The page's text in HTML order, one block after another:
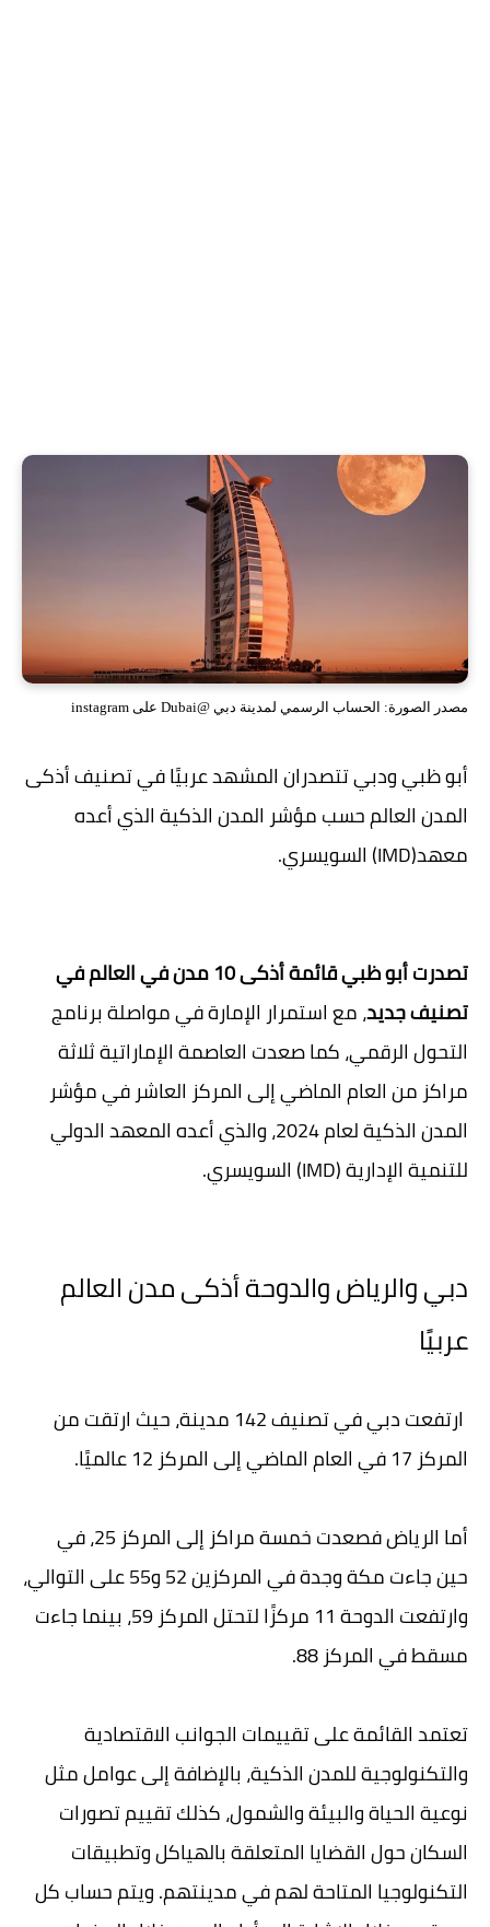
مصدر الصورة: الحساب الرسمي لمدينة دبي @Dubai على instagram
أبو ظبي ودبي تتصدران المشهد عربيًا في تصنيف أذكى
المدن العالم حسب مؤشر المدن الذكية الذي أعده
معهد(IMD) السويسري.
تصدرت أبو ظبي
قائمة أذكى 10 مدن في العالم في
تصنيف جديد، مع استمرار الإمارة في مواصلة برنامج
التحول الرقمي، كما صعدت العاصمة الإماراتية ثلاثة
مراكز من العام الماضي إلى المركز العاشر في مؤشر
المدن الذكية لعام 2024، والذي أعده المعهد الدولي
للتنمية الإدارية (IMD) السويسري.
دبي والرياض والدوحة أذكى مدن العالم
عربيًا
ارتفعت دبي في تصنيف 142 مدينة، حيث ارتقت من
المركز 17 في العام الماضي إلى المركز 12 عالميًا.
أما الرياض فصعدت خمسة مراكز إلى المركز 25، في
حين جاءت مكة وجدة في المركزين 52 و55 على التوالي،
وارتفعت الدوحة 11 مركزًا لتحتل المركز 59، بينما جاءت
مسقط في المركز 88.
تعتمد القائمة على تقييمات الجوانب الاقتصادية
والتكنولوجية للمدن الذكية، بالإضافة إلى عوامل مثل
نوعية الحياة والبيئة والشمول، كذلك تقييم تصورات
السكان حول القضايا المتعلقة بالهياكل وتطبيقات
التكنولوجيا المتاحة لهم في مدينتهم. ويتم حساب كل